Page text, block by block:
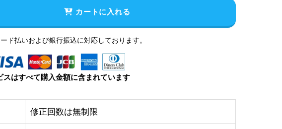
カートに入れる
ド払いおよび銀行振込に対応しております。
スはすべて購入金額に含まれています
修正回数は無制限